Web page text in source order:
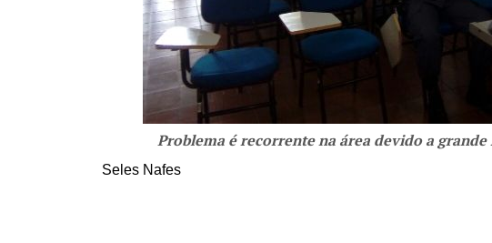
Problema é recorrente na área devido a
Seles Nafes